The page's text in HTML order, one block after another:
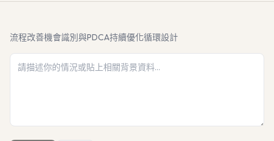
流程改善機會識別與PDCA持續優化循環設計